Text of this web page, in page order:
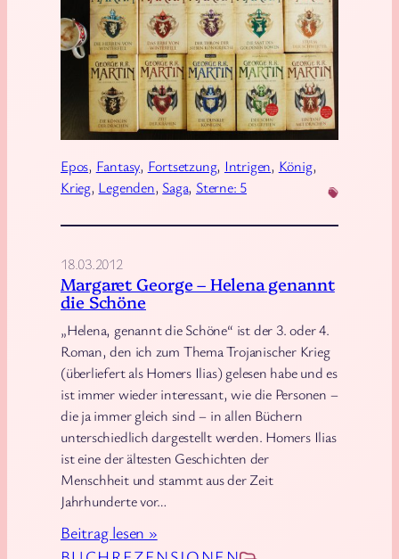
Epos, Fantasy, Fortsetzung, Intrigen, König
Krieg, Legenden, Saga, Sterne: 5
g
e
R
.
R
.
a
t
n
D
a
s
L
i
e
d
n
18.03.2012
Margaret George – Helena genannt
die Schöne
„Helena, genannt die Schöne“ ist der 3. oder 4.
Roman, den ich zum Thema Trojanischer Krieg
(überliefert als Homers Ilias) gelesen habe und es
ist immer wieder interessant, wie die Personen –
die ja immer gleich sind – in allen Büchern
unterschiedlich dargestellt werden. Homers Ilias
ist eine der ältesten Geschichten der
Menschheit und stammt aus der Zeit
Jahrhunderte vor…
Beitrag lesen »: